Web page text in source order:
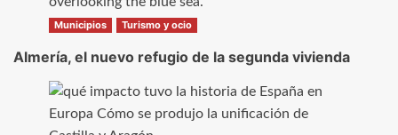
Municipios Turismo y ocio
Almería, el nuevo refugio de la segunda vivienda